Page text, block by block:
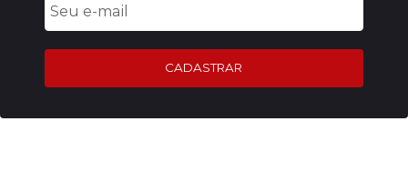
CADASTRAR